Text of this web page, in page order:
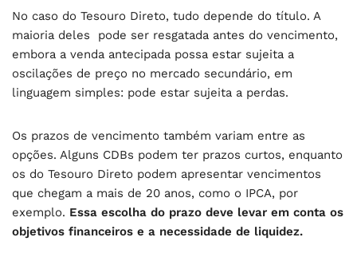
No caso do Tesouro Direto, tudo depende do título. A
maioria deles pode ser resgatada antes do vencimento,
embora a venda antecipada possa estar sujeita a
oscilações de preço no mercado secundário, em
linguagem simples: pode estar sujeita a perdas.
Os prazos de vencimento também variam entre as
opções. Alguns CDBs podem ter prazos curtos, enquanto
os do Tesouro Direto podem apresentar vencimentos
que chegam a mais de 20 anos, como o IPCA, por
exemplo. Essa escolha do prazo deve levar em conta os
objetivos financeiros e a necessidade de liquidez.